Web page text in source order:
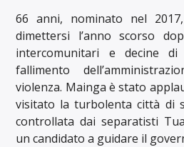
66 anni, nominato nel
dimettersi l’anno scorso
intercomunitari e decine
fallimento
violenza. Mainga è stato
visitato la turbolenta città di
controllata dai separatisti
un candidato a guidare il